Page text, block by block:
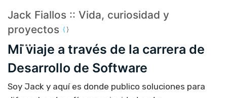
Jack Fiallos :: Vida, curiosidad y
proyectos
Mi viaje a través de la carrera de
Desarrollo de Software
Soy Jack y aquí es donde publico soluciones para